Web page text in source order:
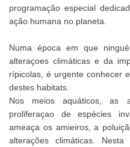
programação especial
ação humana no planeta.
Numa época em que
alteraçoes climáticas e da
rípicolas, é urgente conhecer
destes habitats.
Nos meios aquáticos, as
proliferaçao de espécies
ameaça os amieiros, a
alterações climáticas.